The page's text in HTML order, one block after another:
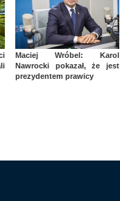
Maciej Wróbel: Karol
Nawrocki pokazał, że jest
prezydentem prawicy